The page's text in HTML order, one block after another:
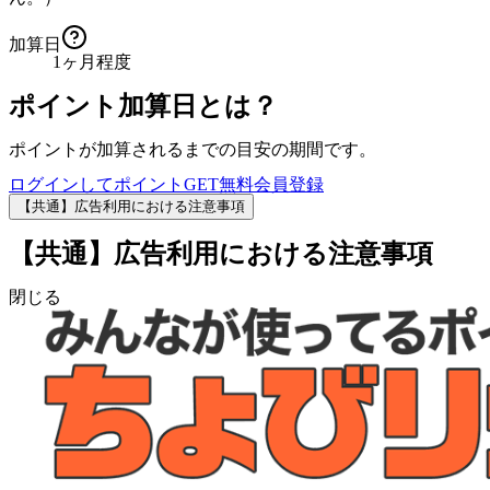
加算日
1ヶ月程度
ポイント加算日とは？
ポイントが加算されるまでの目安の期間です。
ログインしてポイントGET無料会員登録
【共通】広告利用における注意事項
【共通】広告利用における注意事項
閉じる